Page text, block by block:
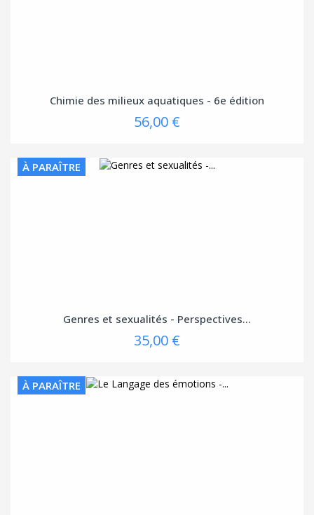
Chimie des milieux aquatiques - 6e édition
56,00 €
À PARAÎTRE
Genres et sexualités - Perspectives...
35,00 €
À PARAÎTRE